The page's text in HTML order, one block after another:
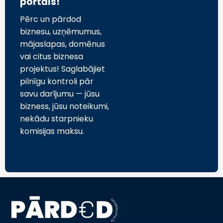
Pērc un pārdod
biznesu, uzņēmumus,
mājaslapas, domēnus
vai citus biznesa
projektus! Saglabājiet
pilnīgu kontroli pār
savu darījumu — jūsu
bizness, jūsu noteikumi,
nekādu starpnieku
komisijas maksu.